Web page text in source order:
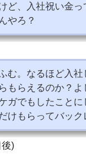
ど、入社祝い金っ
やろ？
む。なるほど入社
もらえるのか？よ
ガでもしたこと
けもらってバック
)